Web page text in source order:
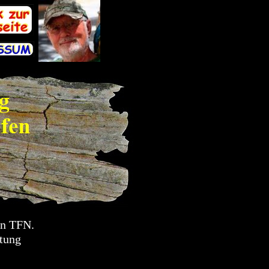
TFN.